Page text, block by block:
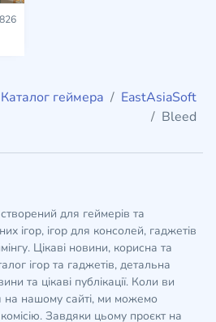
Каталог геймера
EastAsiaSoft
Bleed
для геймерів та
ігор, ігор для консолей, гаджетів
Цікаві новини, корисна та
ігор та гаджетів, детальна
та цікаві публікації. Коли ви
на нашому сайті, ми можемо
Завдяки цьому проєкт на